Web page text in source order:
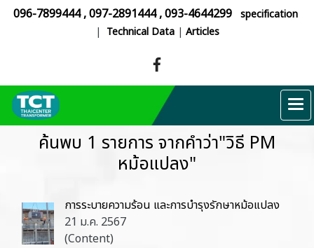
096-7899444,097-2891444,093-4644299 specification
| Technical Data| Articles
ค้นพบ 1 รายการ จากคำว่า"วิธี PM
หม้อแปลง"
การระบายความร้อน และการบำรุงรักษาหม้อแปลง
21 ม.ค. 2567
(Content)